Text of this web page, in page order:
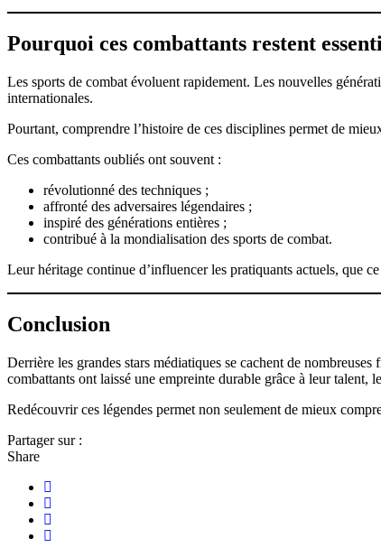
Pourquoi ces combattants restent
Les sports de combat évoluent rapidement. Les nouvelles
internationales.
Pourtant, comprendre l’histoire de ces disciplines permet de
Ces combattants oubliés ont souvent :
révolutionné des techniques ;
affronté des adversaires légendaires ;
inspiré des générations entières ;
contribué à la mondialisation des sports de combat.
Leur héritage continue d’influencer les pratiquants actuels, que
Conclusion
Derrière les grandes stars médiatiques se cachent de
combattants ont laissé une empreinte durable grâce à leur talent,
Redécouvrir ces légendes permet non seulement de mieux
Partager sur :
Share